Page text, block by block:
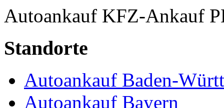
Autoankauf KFZ-Ankauf
Standorte
Autoankauf Baden-
Autoankauf Bayern